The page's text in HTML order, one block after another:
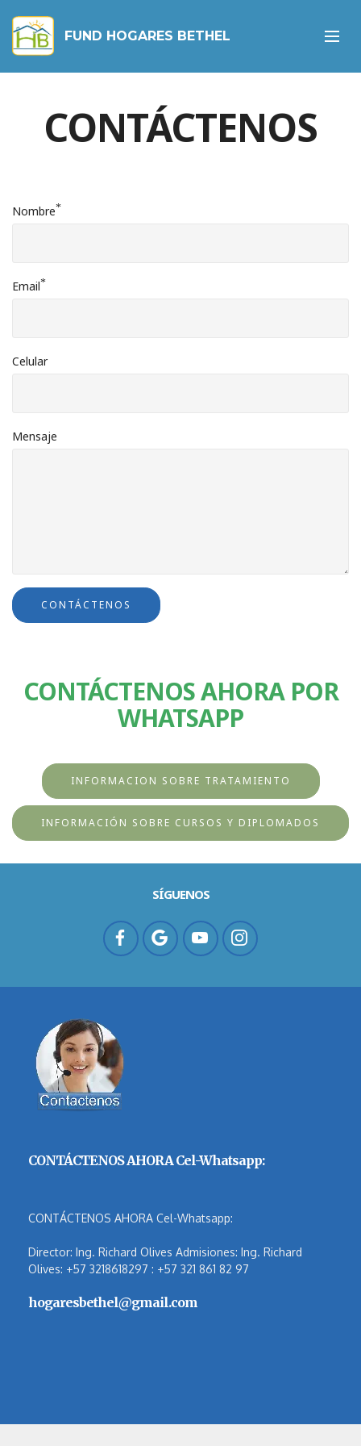
FUND HOGARES BETHEL
CONTACTO WHATSAPP
CONTÁCTENOS
Nombre*
Email*
Celular
Mensaje
CONTÁCTENOS
CONTÁCTENOS AHORA POR
WHATSAPP
INFORMACION SOBRE TRATAMIENTO
INFORMACIÓN SOBRE CURSOS Y DIPLOMADOS
SÍGUENOS
CONTÁCTENOS AHORA Cel-Whatsapp:
CONTÁCTENOS AHORA Cel-Whatsapp:
Director: Ing. Richard Olives Admisiones: Ing. Richard
Olives: +57 3218618297 : +57 321 861 82 97
hogaresbethel@gmail.com